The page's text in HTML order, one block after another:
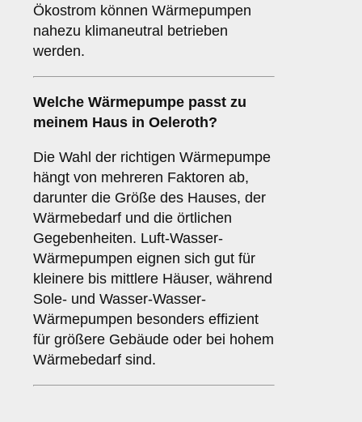
Ökostrom können Wärmepumpen
nahezu klimaneutral betrieben
werden.
Welche Wärmepumpe passt zu
meinem Haus in Oeleroth?
Die Wahl der richtigen Wärmepumpe
hängt von mehreren Faktoren ab,
darunter die Größe des Hauses, der
Wärmebedarf und die örtlichen
Gegebenheiten. Luft-Wasser-
Wärmepumpen eignen sich gut für
kleinere bis mittlere Häuser, während
Sole- und Wasser-Wasser-
Wärmepumpen besonders effizient
für größere Gebäude oder bei hohem
Wärmebedarf sind.